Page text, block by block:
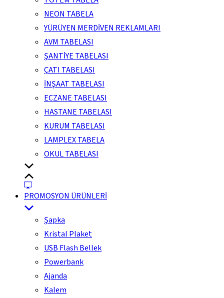
NEON TABELA
YÜRÜYEN MERDİVEN REKLAMLARI
AVM TABELASI
ŞANTİYE TABELASI
ÇATI TABELASI
İNŞAAT TABELASI
ECZANE TABELASI
HASTANE TABELASI
KURUM TABELASI
LAMPLEX TABELA
OKUL TABELASI
PROMOSYON ÜRÜNLERİ
Şapka
Kristal Plaket
USB Flash Bellek
Powerbank
Ajanda
Kalem